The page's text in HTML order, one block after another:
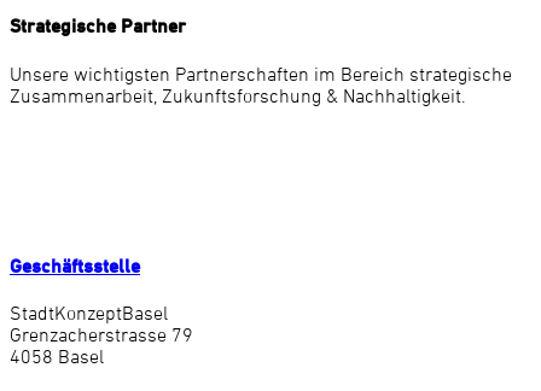
Strategische Partner
Unsere wichtigsten Partnerschaften im Bereich strategische
Zusammenarbeit, Zukunftsforschung & Nachhaltigkeit.
Geschäftsstelle
StadtKonzeptBasel
Grenzacherstrasse 79
4058 Basel